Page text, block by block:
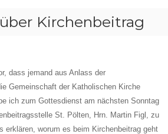
Kirchenbeitrag
dass jemand aus Anlass der
Gemeinschaft der Katholischen Kirche
ich zum Gottesdienst am nächsten Sonntag
St. Pölten, Hrn. Martin Figl, zu
erklären, worum es beim Kirchenbeitrag geht